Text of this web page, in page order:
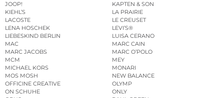
JOOP!
KAPTEN & SON
KIEHL’S
LA PRAIRIE
LACOSTE
LE CREUSET
LENA HOSCHEK
LEVI’S®
LIEBESKIND BERLIN
LUISA CERANO
MAC
MARC CAIN
MARC JACOBS
MARC O’POLO
MCM
MEY
MICHAEL KORS
MONARI
MOS MOSH
NEW BALANCE
OFFICINE CREATIVE
OLYMP
ON SCHUHE
ONLY